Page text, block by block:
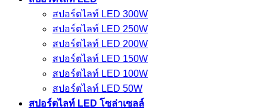
สปอร์ตไลท์ LED 300W
สปอร์ตไลท์ LED 250W
สปอร์ตไลท์ LED 200W
สปอร์ตไลท์ LED 150W
สปอร์ตไลท์ LED 100W
สปอร์ตไลท์ LED 50W
สปอร์ตไลท์ LED โซล่าเซลล์